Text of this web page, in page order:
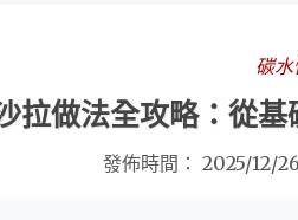
碳
拉做法全攻略：從
發佈時間： 2025/12/26